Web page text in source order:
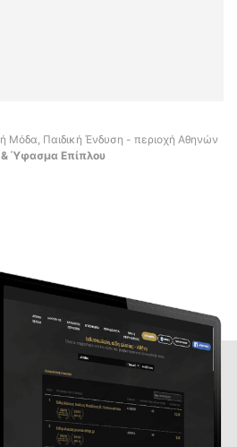
Μόδα, Παιδική Ένδυση - περιοχή Αθηνών
Ύφασμα Επίπλου